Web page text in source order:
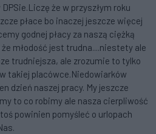
że w przyszłym roku
płace bo inaczej jeszcze więcej
godnej płacy za naszą ciężką
młodość jest trudna....niestety ale
trudniejsza, ale zrozumie to tylko
takiej placówce.Niedowiarków
dzień naszej pracy. My jeszcze
to co robimy ale nasza cierpliwość
powinien pomyśleć o urlopach